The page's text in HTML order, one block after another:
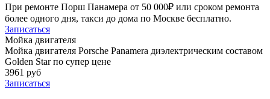
При ремонте Порш Панамера от 50 000₽ или сроком ремонта
более одного дня, такси до дома по Москве бесплатно.
Записаться
Мойка двигателя
Мойка двигателя Porsche Panamera диэлектрическим составом
Golden Star по супер цене
3961 руб
Записаться